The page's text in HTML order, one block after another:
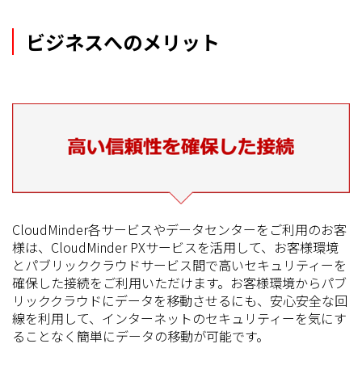
ビジネスへのメリット
CloudMinder各サービスやデータセンターをご利用のお客
様は、CloudMinder PXサービスを活用して、お客様環境
とパブリッククラウドサービス間で高いセキュリティーを
確保した接続をご利用いただけます。お客様環境からパブ
リッククラウドにデータを移動させるにも、安心安全な回
線を利用して、インターネットのセキュリティーを気にす
ることなく簡単にデータの移動が可能です。